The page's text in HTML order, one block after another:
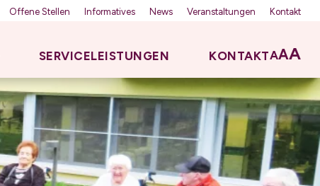
Offene Stellen Informatives News Veranstaltungen Kontakt
SERVICELEISTUNGEN KONTAKTAAA